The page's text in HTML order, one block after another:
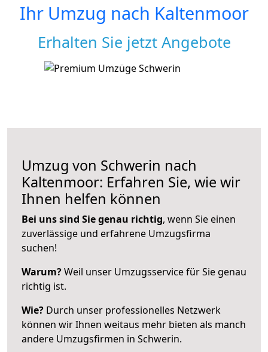
Ihr Umzug nach Kaltenmoor
Erhalten Sie jetzt Angebote
Umzug von Schwerin nach
Kaltenmoor: Erfahren Sie, wie wir
Ihnen helfen können
Bei uns sind Sie genau richtig, wenn Sie einen
zuverlässige und erfahrene Umzugsfirma
suchen!
Warum?Weil unser Umzugsservice für Sie genau
richtig ist.
Wie? Durch unser professionelles Netzwerk
können wir Ihnen weitaus mehr bieten als manch
andere Umzugsfirmen in Schwerin.